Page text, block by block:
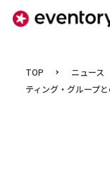
TOP ニュース
ティング・グループ